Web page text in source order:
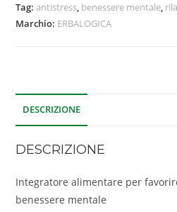
Tag:antistress, benessere mentale,
Marchio: ERBALOGICA
DESCRIZIONE
DESCRIZIONE
Integratore alimentare per
benessere mentale